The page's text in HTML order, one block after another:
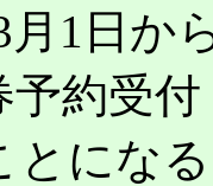
札
幌
き・
福
岡
行
月1日
予約受
とにな